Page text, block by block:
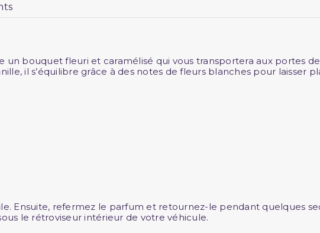
un bouquet fleuri et caramélisé qui vous transportera aux portes
il s’équilibre grâce à des notes de fleurs blanches pour laisser
Ensuite, refermez le parfum et retournez-le pendant quelques
le rétroviseur intérieur de votre véhicule.